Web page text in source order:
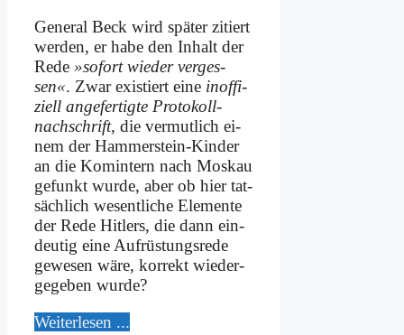
Ge­ne­ral Beck wird spä­ter zi­tiert
wer­den, er ha­be den In­halt der
Re­de »so­fort wie­der ver­ges­
sen«. Zwar exi­stiert ei­ne in­of­fi­
zi­ell an­ge­fer­tig­te Pro­to­koll­
nach­schrift, die ver­mut­lich ei­
nem der Ham­mer­stein-Kin­der
an die Kom­in­tern nach Mos­kau
ge­funkt wur­de, aber ob hier tat­
säch­lich we­sent­li­che Ele­men­te
der Re­de Hit­lers, die dann ein­
deu­tig ei­ne Auf­rü­stungs­re­de
ge­we­sen wä­re, kor­rekt wie­der­
ge­ge­ben wur­de?
Wei­ter­le­sen ...